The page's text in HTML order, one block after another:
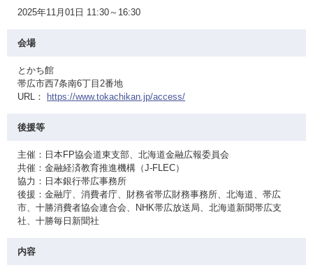
2025年11月01日 11:30～16:30
会場
とかち館
帯広市西7条南6丁目2番地
URL：
https://www.tokachikan.jp/access/
後援等
主催：日本FP協会道東支部、北海道金融広報委員会
共催：金融経済教育推進機構（J-FLEC）
協力：日本銀行帯広事務所
後援：金融庁、消費者庁、財務省帯広財務事務所、北海道、帯広
市、十勝消費者協会連合会、NHK帯広放送局、北海道新聞帯広支
社、十勝毎日新聞社
内容